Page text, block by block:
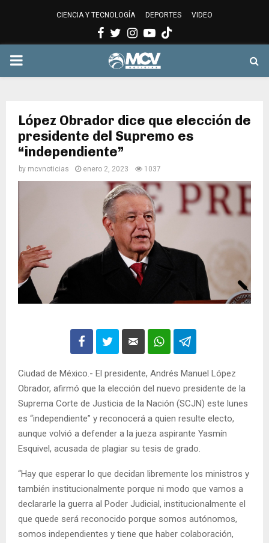
CIENCIA Y TECNOLOGÍA DEPORTES VIDEO
Facebook
Twitter
Instagram
Youtube
PRIMARY
López Obrador dice que elección de
presidente del Supremo es
“independiente”
by mcvnoticias enero 2, 2023 1037
Ciudad de México.- El presidente, Andrés Manuel López
Obrador, afirmó que la elección del nuevo presidente de la
Suprema Corte de Justicia de la Nación (SCJN) este lunes
es “independiente” y reconocerá a quien resulte electo,
aunque volvió a defender a la jueza aspirante Yasmín
Esquivel, acusada de plagiar su tesis de grado.
“Hay que esperar lo que decidan libremente los ministros y
también institucionalmente porque ni modo que vamos a
declararle la guerra al Poder Judicial, institucionalmente el
que quede será reconocido porque somos autónomos,
somos independientes y tiene que haber colaboración,